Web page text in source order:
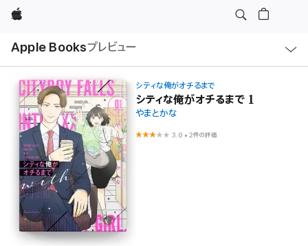
Apple
Apple Booksプレビュー
ル
シティな俺がオチるまで
シティな俺がオチるまで 1
やまとかな
3.0 •2件の評価